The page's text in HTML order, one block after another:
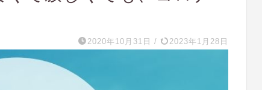
2020年10月31日 / 2023年1月28日